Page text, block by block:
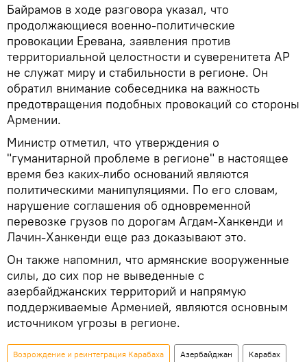
Байрамов в ходе разговора указал, что
продолжающиеся военно-политические
провокации Еревана, заявления против
территориальной целостности и суверенитета АР
не служат миру и стабильности в регионе. Он
обратил внимание собеседника на важность
предотвращения подобных провокаций со стороны
Армении.
Министр отметил, что утверждения о
"гуманитарной проблеме в регионе" в настоящее
время без каких-либо оснований являются
политическими манипуляциями. По его словам,
нарушение соглашения об одновременной
перевозке грузов по дорогам Агдам-Ханкенди и
Лачин-Ханкенди еще раз доказывают это.
Он также напомнил, что армянские вооруженные
силы, до сих пор не выведенные с
азербайджанских территорий и напрямую
поддерживаемые Арменией, являются основным
источником угрозы в регионе.
Возрождение и реинтеграция Карабаха Азербайджан Карабах